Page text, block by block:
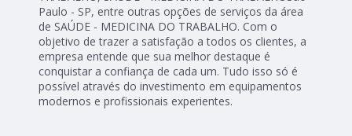
Paulo - SP, entre outras opções de serviços da área
de SAÚDE - MEDICINA DO TRABALHO. Com o
objetivo de trazer a satisfação a todos os clientes, a
empresa entende que sua melhor destaque é
conquistar a confiança de cada um. Tudo isso só é
possível através do investimento em equipamentos
modernos e profissionais experientes.